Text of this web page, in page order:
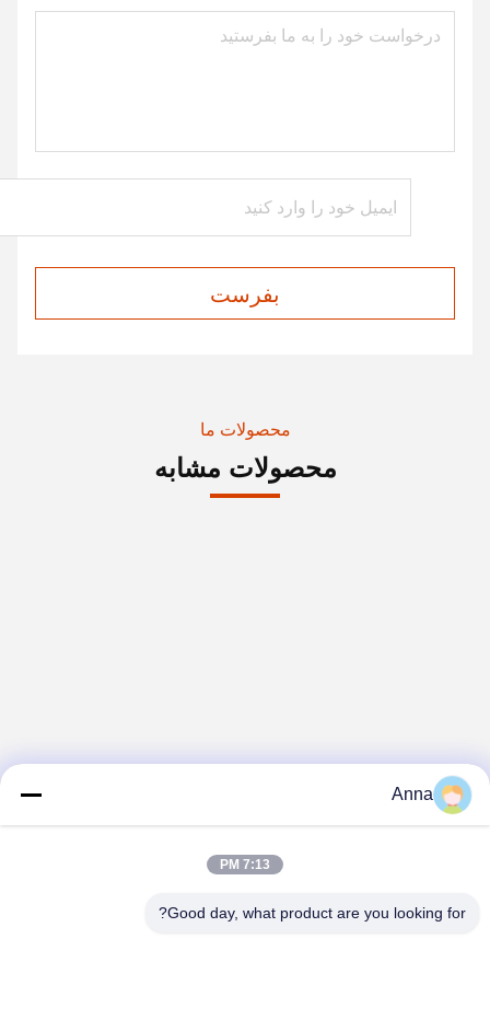
بفرست
محصولات ما
محصولات مشابه
Anna
7:13 PM
Good day, what product are you looking for?